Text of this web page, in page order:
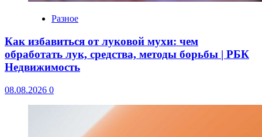
Разное
Как избавиться от луковой мухи: чем
обработать лук, средства, методы борьбы | РБК
Недвижимость
08.08.2026 0